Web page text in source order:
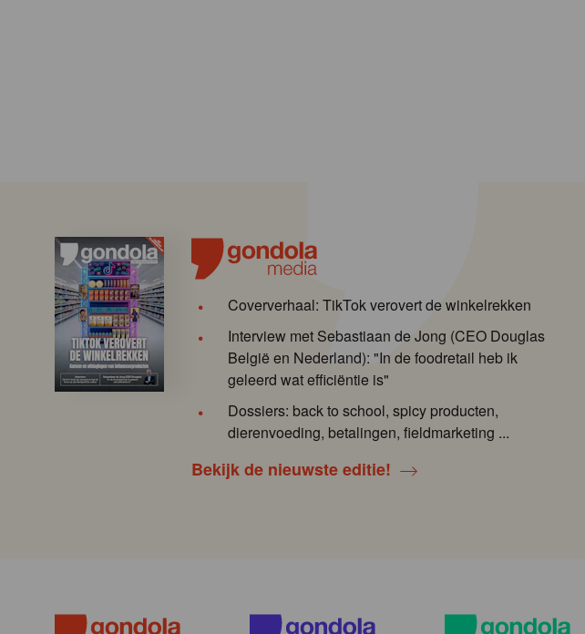
Coververhaal: TikTok verovert de winkelrekken
Interview met Sebastiaan de Jong (CEO Douglas
België en Nederland): "In de foodretail heb ik
geleerd wat efficiëntie is"
Dossiers: back to school, spicy producten,
dierenvoeding, betalingen, fieldmarketing ...
Bekijk de nieuwste editie!